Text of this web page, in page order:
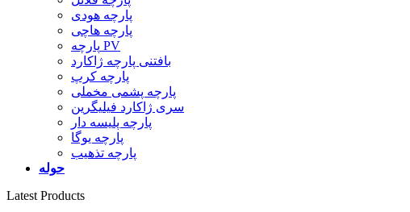
پارچه هودی
پارچه هاچی
پارچه PV
بافتنی پارچه ژاکارد
پارچه کرپ
پارچه پشمی مخملی
سری ژاکارد فیلیگرین
پارچه پلیسه دار
پارچه یوگا
پارچه تذهیب
حوله
Latest Products